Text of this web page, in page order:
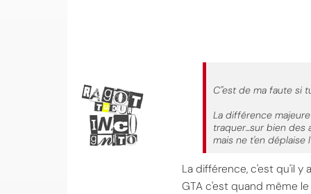
C''est de ma faute si
La différence
traquer...sur bien
mais ne t'en
La différence, c'est qu'il y
GTA c'est quand même